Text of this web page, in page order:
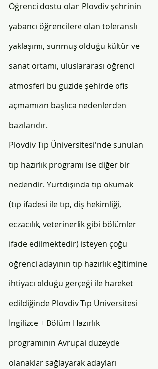
Öğrenci dostu olan Plovdiv şehrinin
yabancı öğrencilere olan toleranslı
yaklaşımı, sunmuş olduğu kültür ve
sanat ortamı, uluslararası öğrenci
atmosferi bu güzide şehirde ofis
açmamızın başlıca nedenlerden
bazılarıdır.
Plovdiv Tıp Üniversitesi'nde sunulan
tıp hazırlık programı ise diğer bir
nedendir. Yurtdışında tıp okumak
(tıp ifadesi ile tıp, diş hekimliği,
eczacılık, veterinerlik gibi bölümler
ifade edilmektedir) isteyen çoğu
öğrenci adayının tıp hazırlık eğitimine
ihtiyacı olduğu gerçeği ile hareket
edildiğinde Plovdiv Tıp Üniversitesi
İngilizce + Bölüm Hazırlık
programının Avrupai düzeyde
olanaklar sağlayarak adayları